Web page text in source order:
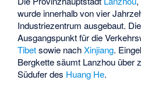
wurde innerhalb von vier
Industriezentrum ausgebaut.
Ausgangspunkt für die
Tibetsowie nachXinjiang.
Bergkette säumt Lanzhou über
Südufer des Huang He.